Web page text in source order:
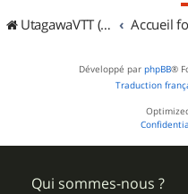
UtagawaVTT (Randos VTT et VTTAE avec traces GPS) Accueil
Développé par phpBB®
Traduction
Qui sommes-nous ?